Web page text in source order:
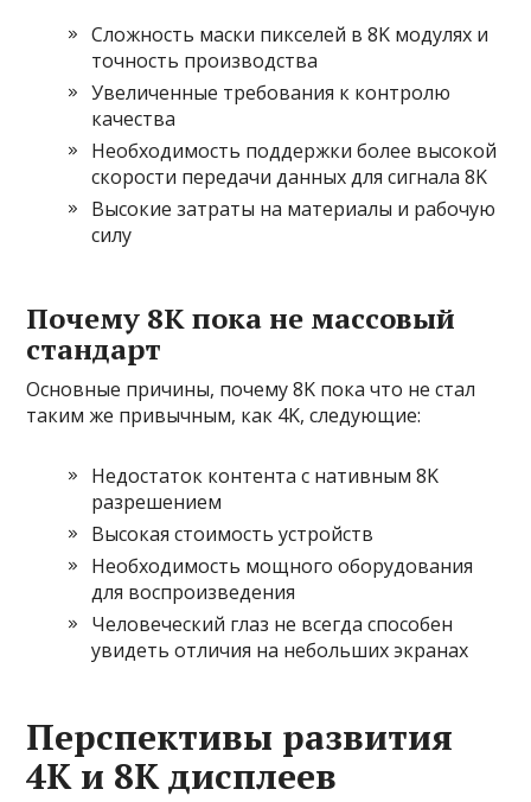
Сложность маски пикселей в 8K модулях и
точность производства
Увеличенные требования к контролю
качества
Необходимость поддержки более высокой
скорости передачи данных для сигнала 8K
Высокие затраты на материалы и рабочую
силу
Почему 8K пока не массовый
стандарт
Основные причины, почему 8K пока что не стал
таким же привычным, как 4K, следующие:
Недостаток контента с нативным 8K
разрешением
Высокая стоимость устройств
Необходимость мощного оборудования
для воспроизведения
Человеческий глаз не всегда способен
увидеть отличия на небольших экранах
Перспективы развития
4K и 8K дисплеев